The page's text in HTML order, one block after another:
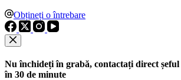
Obțineți o întrebare
Nu închideți în grabă, contactați direct
în 30 de minute